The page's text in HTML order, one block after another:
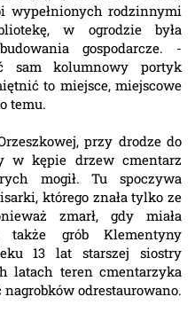
wypełnionych rodzinnymi
w ogrodzie była
gospodarcze. -
sam kolumnowy portyk
to miejsce, miejscowe
temu.
przy drodze do
w kępie drzew cmentarz
mogił. Tu spoczywa
którego znała tylko ze
zmarł, gdy miała
grób Klementyny
13 lat starszej siostry
latach teren cmentarzyka
nagrobków odrestaurowano.